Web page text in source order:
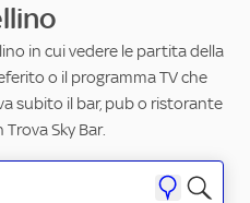
in cui vedere le partita della
o il programma TV che
subito il bar, pub o ristorante
Sky Bar.